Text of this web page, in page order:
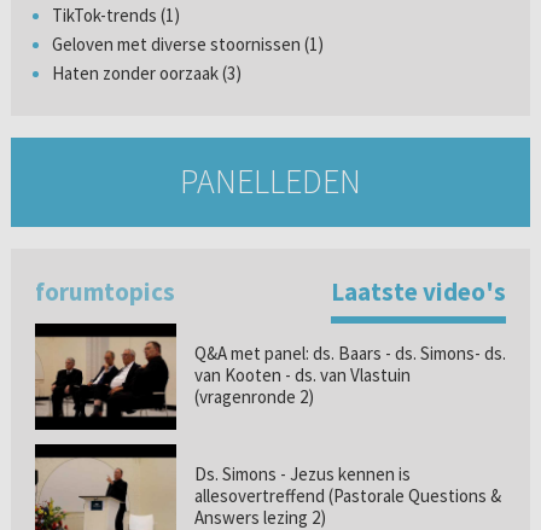
TikTok-trends (1)
Geloven met diverse stoornissen (1)
Haten zonder oorzaak (3)
PANELLEDEN
forumtopics Laatste video's
Q&A met panel: ds. Baars - ds. Simons- ds.
van Kooten - ds. van Vlastuin
(vragenronde 2)
Ds. Simons - Jezus kennen is
allesovertreffend (Pastorale Questions &
Answers lezing 2)